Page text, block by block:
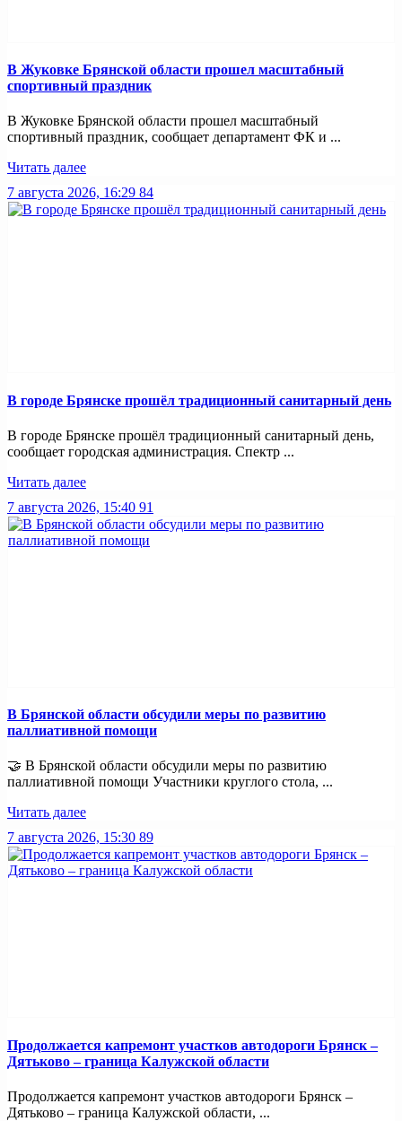
В Жуковке Брянской области прошел масштабный
спортивный праздник
В Жуковке Брянской области прошел масштабный
спортивный праздник, сообщает департамент ФК и ...
Читать далее
7 августа 2026, 16:29 84
В городе Брянске прошёл традиционный санитарный день
В городе Брянске прошёл традиционный санитарный день,
сообщает городская администрация. Спектр ...
Читать далее
7 августа 2026, 15:40 91
В Брянской области обсудили меры по развитию
паллиативной помощи
🤝 В Брянской области обсудили меры по развитию
паллиативной помощи Участники круглого стола, ...
Читать далее
7 августа 2026, 15:30 89
Продолжается капремонт участков автодороги Брянск –
Дятьково – граница Калужской области
Продолжается капремонт участков автодороги Брянск –
Дятьково – граница Калужской области, ...